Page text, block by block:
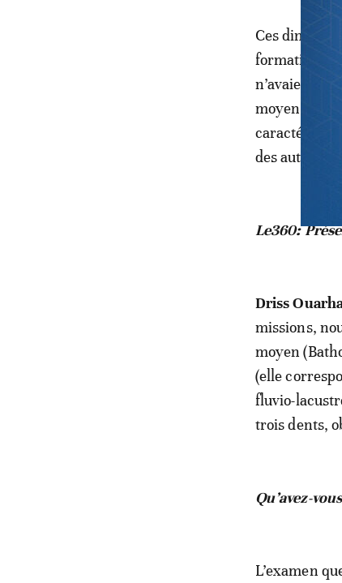
Ces
formations
n’avaient
moyen,
des autres
Le360:
Driss
missions,
moyen
(elle
fluvio-
trois dents,
Qu’avez-
L’examen